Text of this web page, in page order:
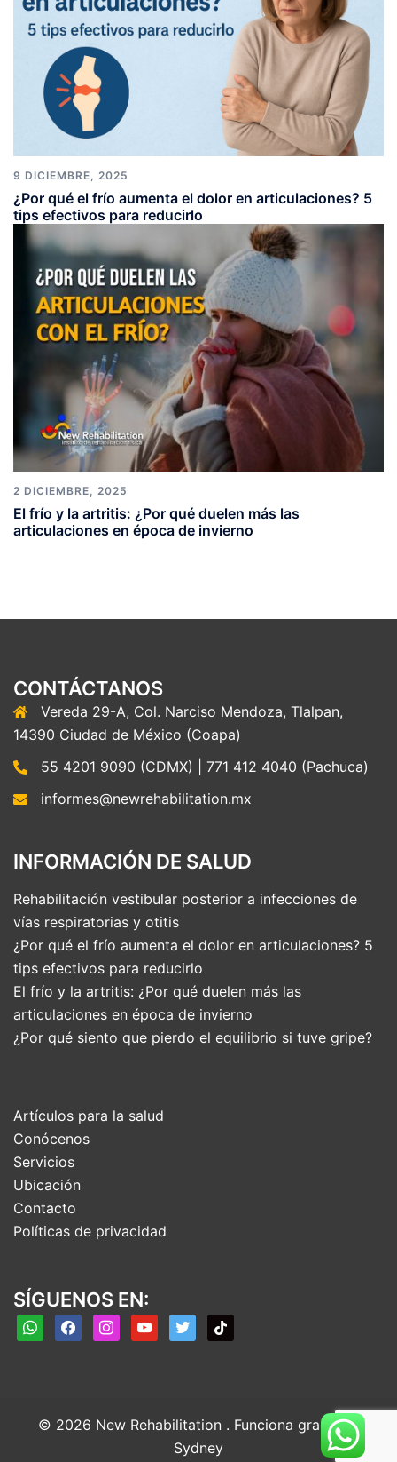
9 DICIEMBRE, 2025
¿Por qué el frío aumenta el dolor en articulaciones? 5
tips efectivos para reducirlo
2 DICIEMBRE, 2025
El frío y la artritis: ¿Por qué duelen más las
articulaciones en época de invierno
CONTÁCTANOS
Vereda 29-A, Col. Narciso Mendoza, Tlalpan,
14390 Ciudad de México (Coapa)
55 4201 9090 (CDMX) | 771 412 4040 (Pachuca)
informes@newrehabilitation.mx
INFORMACIÓN DE SALUD
Rehabilitación vestibular posterior a infecciones de
vías respiratorias y otitis
¿Por qué el frío aumenta el dolor en articulaciones? 5
tips efectivos para reducirlo
El frío y la artritis: ¿Por qué duelen más las
articulaciones en época de invierno
¿Por qué siento que pierdo el equilibrio si tuve gripe?
Artículos para la salud
Conócenos
Servicios
Ubicación
Contacto
Políticas de privacidad
SÍGUENOS EN:
whatsappfacebookinstagramyoutubetwitter tiktok
© 2026 New Rehabilitation . Funciona gracias a
Sydney